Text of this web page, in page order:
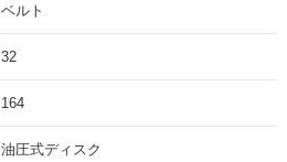
ベルト
32
164
油圧式ディスク